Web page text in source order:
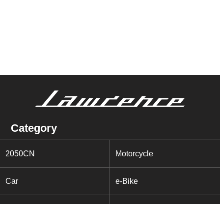
Category
2050CN Motorcycle
Car e-Bike